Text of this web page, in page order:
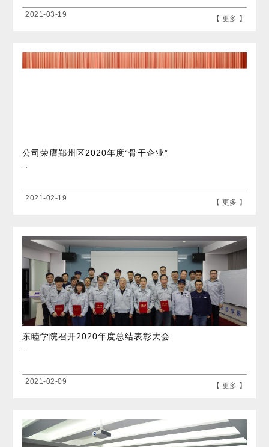
2021-03-19 【 更多 】
公司荣膺鄞州区2020年度“骨干企业”
2021-02-19 【 更多 】
东睦学院召开2020年度总结表彰大会
2021-02-09 【 更多 】